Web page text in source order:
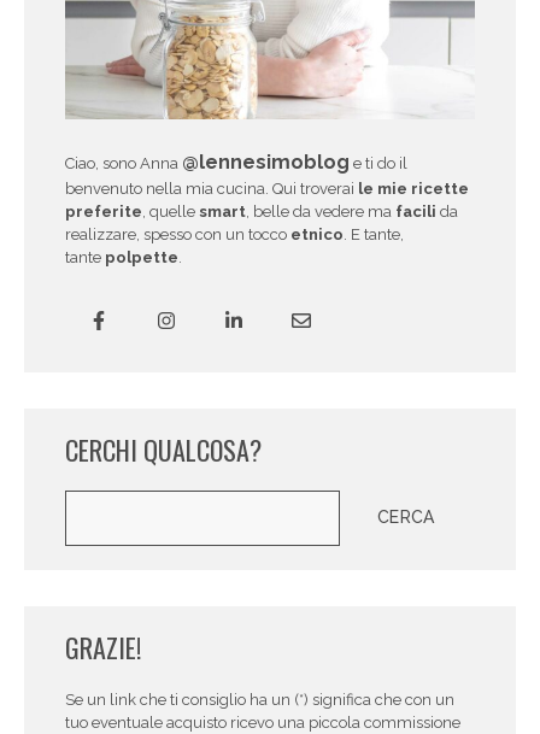
Ciao, sono Anna @lennesimoblog e ti do il
benvenuto nella mia cucina. Qui troverai le mie ricette
preferite, quelle smart, belle da vedere ma facili da
realizzare, spesso con un tocco etnico. E tante,
tante polpette.
CERCHI QUALCOSA?
CERCA
GRAZIE!
Se un link che ti consiglio ha un (*) significa che con un
tuo eventuale acquisto ricevo una piccola commissione